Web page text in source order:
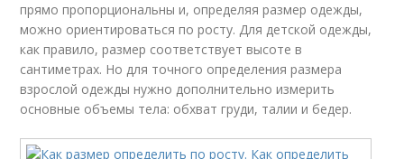
прямо пропорциональны и, определяя размер одежды,
можно ориентироваться по росту. Для детской одежды,
как правило, размер соответствует высоте в
сантиметрах. Но для точного определения размера
взрослой одежды нужно дополнительно измерить
основные объемы тела: обхват груди, талии и бедер.